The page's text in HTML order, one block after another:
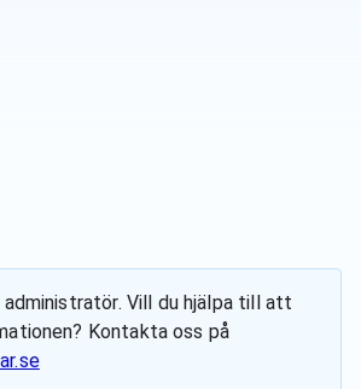
administratör. Vill du hjälpa till att
Kontakta oss på